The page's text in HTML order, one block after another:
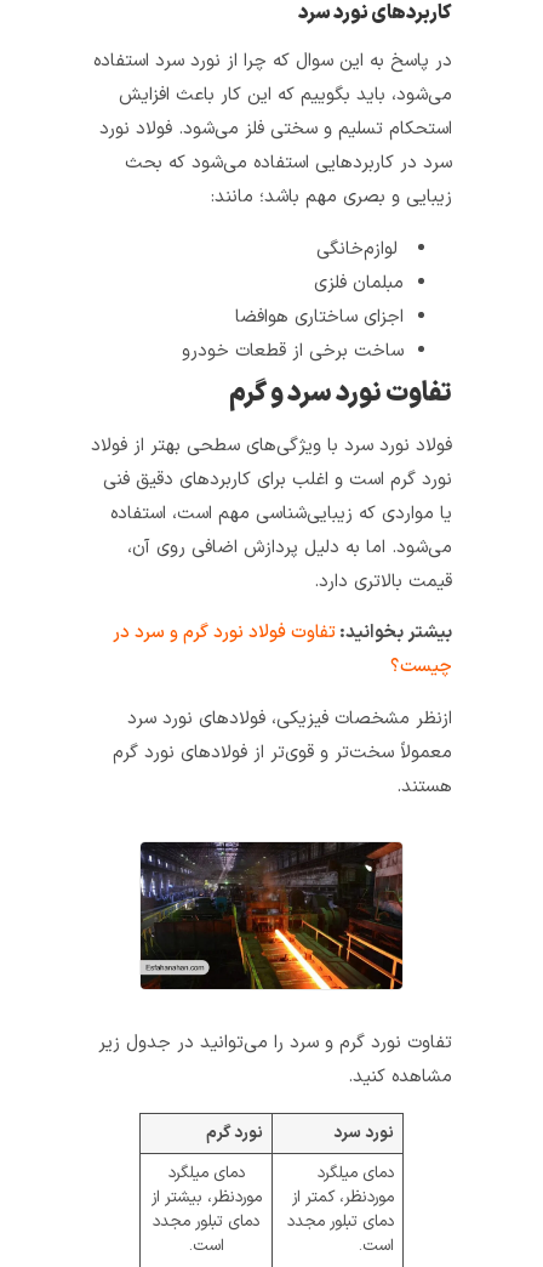
کاربردهای نورد سرد
در پاسخ به این سوال که چرا از نورد سرد استفاده
می‌شود، باید بگوییم که این کار باعث افزایش
استحکام تسلیم و سختی فلز می‌شود. فولاد نورد
سرد در کاربردهایی استفاده می‌شود که بحث
زیبایی و بصری مهم باشد؛ مانند:
لوازم‌خانگی
مبلمان فلزی
اجزای ساختاری هوافضا
ساخت برخی از قطعات خودرو
تفاوت نورد سرد و گرم
فولاد نورد سرد با ویژگی‌های سطحی بهتر از فولاد
نورد گرم است و اغلب برای کاربردهای دقیق‌ فنی
یا مواردی که زیبایی‌شناسی مهم است، استفاده
می‌شود. اما به دلیل پردازش اضافی روی آن،
قیمت بالاتری دارد.
بیشتر بخوانید:تفاوت فولاد نورد گرم و سرد در
ازنظر مشخصات فیزیکی، فولادهای نورد سرد
معمولاً سخت‌تر و قوی‌تر از فولادهای نورد گرم
تفاوت نورد گرم و سرد را می‌توانید در جدول زیر
مشاهده کنید.
نورد گرم
موردنظر، کمتر از
دمای تبلور مجدد
دمای میلگرد
موردنظر، بیشتر از
دمای تبلور مجدد